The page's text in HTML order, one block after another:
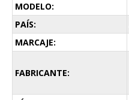
MODELO:
PAÍS:
MARCAJE:
FABRICANTE: